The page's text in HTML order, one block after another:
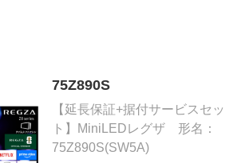
75Z890S
【延長保証+据付サービスセッ
ト】MiniLEDレグザ 形名：
75Z890S(SW5A)